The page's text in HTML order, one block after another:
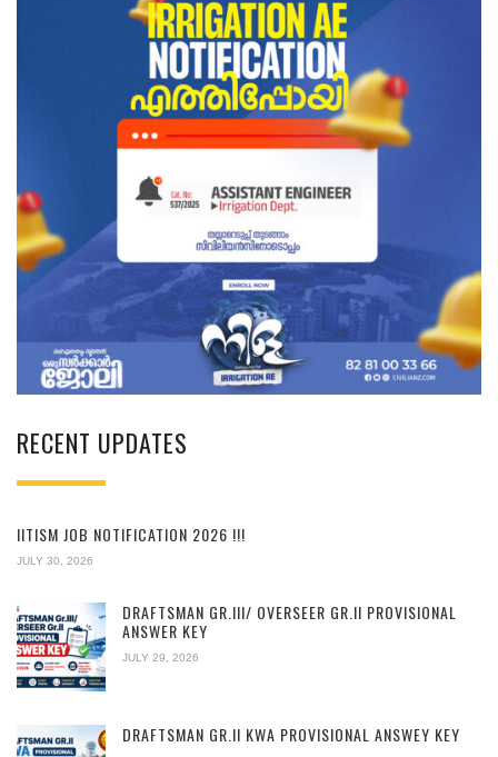
RECENT UPDATES
IITISM JOB NOTIFICATION 2026 !!!
JULY 30, 2026
DRAFTSMAN GR.III/ OVERSEER GR.II PROVISIONAL
ANSWER KEY
JULY 29, 2026
DRAFTSMAN GR.II KWA PROVISIONAL ANSWEY KEY